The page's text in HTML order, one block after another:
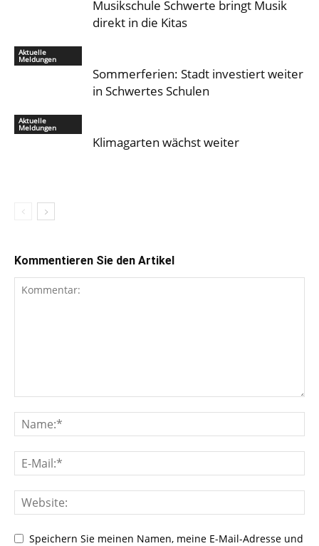
Musikschule Schwerte bringt Musik
direkt in die Kitas
Aktuelle
Meldungen
Sommerferien: Stadt investiert weiter
in Schwertes Schulen
Aktuelle
Meldungen
Klimagarten wächst weiter
Kommentieren Sie den Artikel
Speichern Sie meinen Namen, meine E-Mail-Adresse und